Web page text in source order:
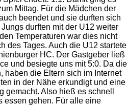
Mittag. Für die Mädchen der
beendet und sie durften sich
durften mit der U12 weiter
Temperaturen war dies nicht
des Tages. Auch die U12 startete
HC. Der Gastgeber ließ
und besiegte uns mit 5:0. Da die
haben die Eltern sich im Internet
in der Nähe erkundigt und eine
gemacht. Also hieß es schnell
essen gehen. Für alle eine